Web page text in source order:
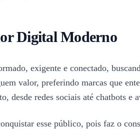
Digital Moderno
exigente e conectado,
valor, preferindo marcas que
desde redes sociais até chatbots e
esse público, pois faz o